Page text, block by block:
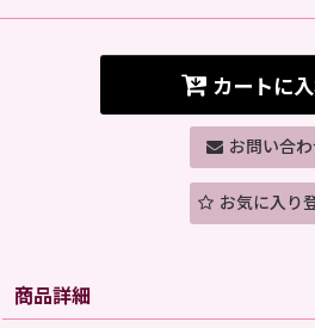
カートに
お問い合わ
お気に入り
商品詳細